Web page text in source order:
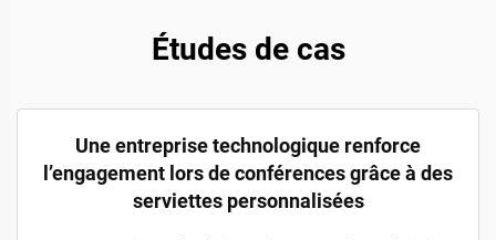
Études de cas
Une entreprise technologique renforce
l’engagement lors de conférences grâce à des
serviettes personnalisées